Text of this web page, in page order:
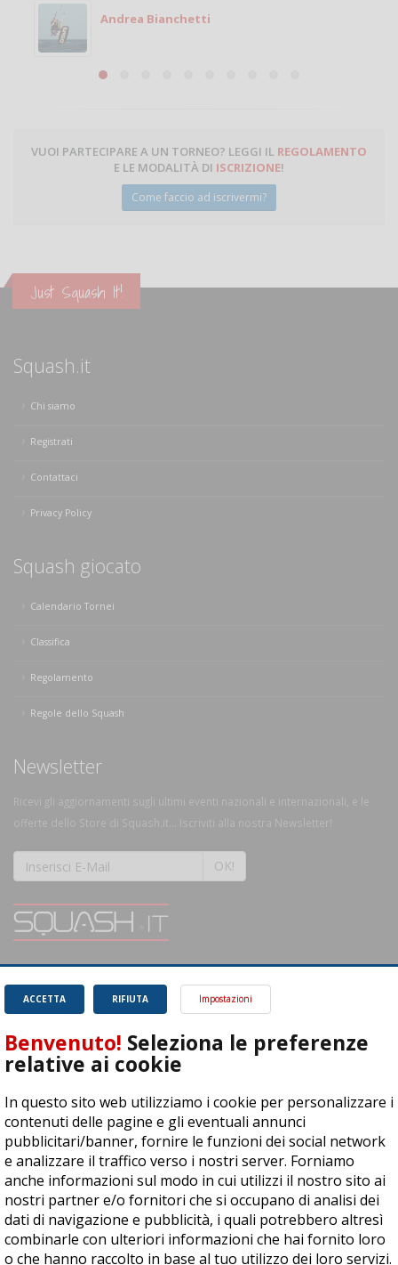
Andrea Bianchetti
VUOI PARTECIPARE A UN TORNEO? LEGGI IL REGOLAMENTO
E LE MODALITÀ DI ISCRIZIONE!
Come faccio ad iscrivermi?
Just Squash It!
Squash.it
Chi siamo
Registrati
Contattaci
Privacy Policy
Squash giocato
Calendario Tornei
Classifica
Regolamento
Regole dello Squash
Newsletter
Ricevi gli aggiornamenti sugli ultimi eventi nazionali e internazionali, e le
offerte dello Store di Squash.it... Iscriviti alla nostra Newsletter!
OK!
magnifico sport.
Leggi
RIFIUTA
ACCETTA Impostazioni
Benvenuto! Seleziona le preferenze
relative ai cookie
In questo sito web utilizziamo i cookie per personalizzare i
contenuti delle pagine e gli eventuali annunci
pubblicitari/banner, fornire le funzioni dei social network
e analizzare il traffico verso i nostri server. Forniamo
anche informazioni sul modo in cui utilizzi il nostro sito ai
nostri partner e/o fornitori che si occupano di analisi dei
dati di navigazione e pubblicità, i quali potrebbero altresì
combinarle con ulteriori informazioni che hai fornito loro
o che hanno raccolto in base al tuo utilizzo dei loro servizi.
ASD Let's Sport - Via T. Olivelli 3, 25014 Castenedolo (BS) - P. Iva:
04278030988
© Copyright 2015 | All Rights Reserved - Powered byDynDevice
Privacy Policy Cookie Policy Accessibilità Sitemap